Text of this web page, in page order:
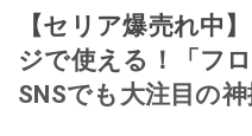
【セリア爆売れ中
ジで使える！「フ
SNSでも大注目の